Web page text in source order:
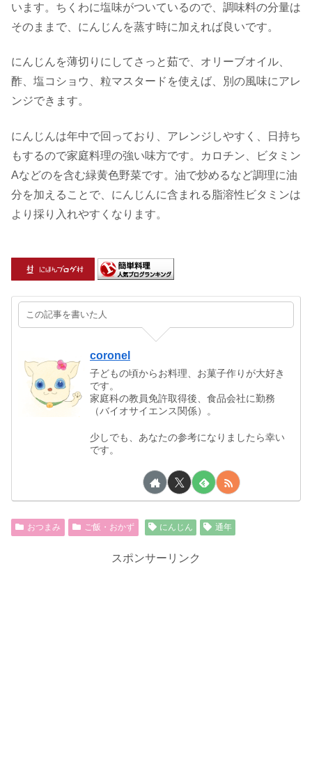
います。ちくわに塩味がついているので、調味料の分量は
そのままで、にんじんを蒸す時に加えれば良いです。
にんじんを薄切りにしてさっと茹で、オリーブオイル、
酢、塩コショウ、粒マスタードを使えば、別の風味にアレ
ンジできます。
にんじんは年中で回っており、アレンジしやすく、日持ち
もするので家庭料理の強い味方です。カロチン、ビタミン
Aなどのを含む緑黄色野菜です。油で炒めるなど調理に油
分を加えることで、にんじんに含まれる脂溶性ビタミンは
より採り入れやすくなります。
この記事を書いた人
coronel
子どもの頃からお料理、お菓子作りが大好き
です。
家庭科の教員免許取得後、食品会社に勤務
（バイオサイエンス関係）。
少しでも、あなたの参考になりましたら幸い
です。
おつまみ ご飯・おかず にんじん 通年
スポンサーリンク